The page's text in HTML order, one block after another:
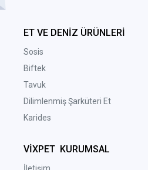
ET VE DENİZ ÜRÜNLERİ
Sosis
Biftek
Tavuk
Dilimlenmiş Şarküteri Et
Karides
VİXPET KURUMSAL